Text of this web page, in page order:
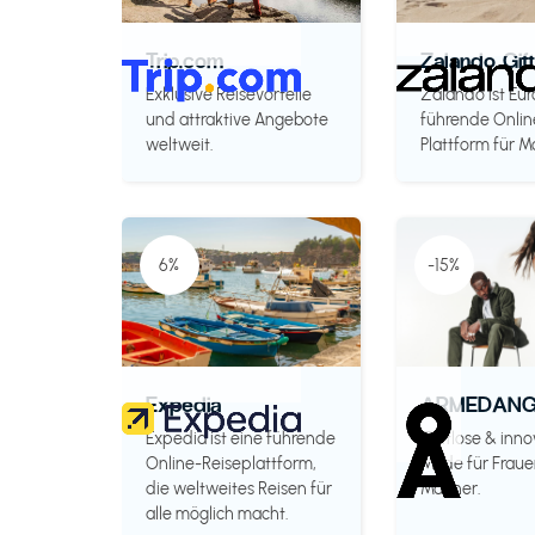
Trip.com
Exklusive Reisevorteile
und attraktive Angebote
weltweit.
Zalando
Zalando ist
führende
Plattform für
6%
Expedia
Expedia ist eine führende
Online-Reiseplattform,
die weltweites Reisen für
alle möglich macht.
-15%
Zeitlose &
Mode für
Männer.